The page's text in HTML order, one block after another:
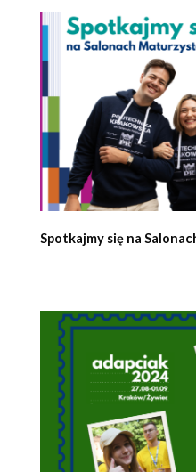
Spotkajmy się na